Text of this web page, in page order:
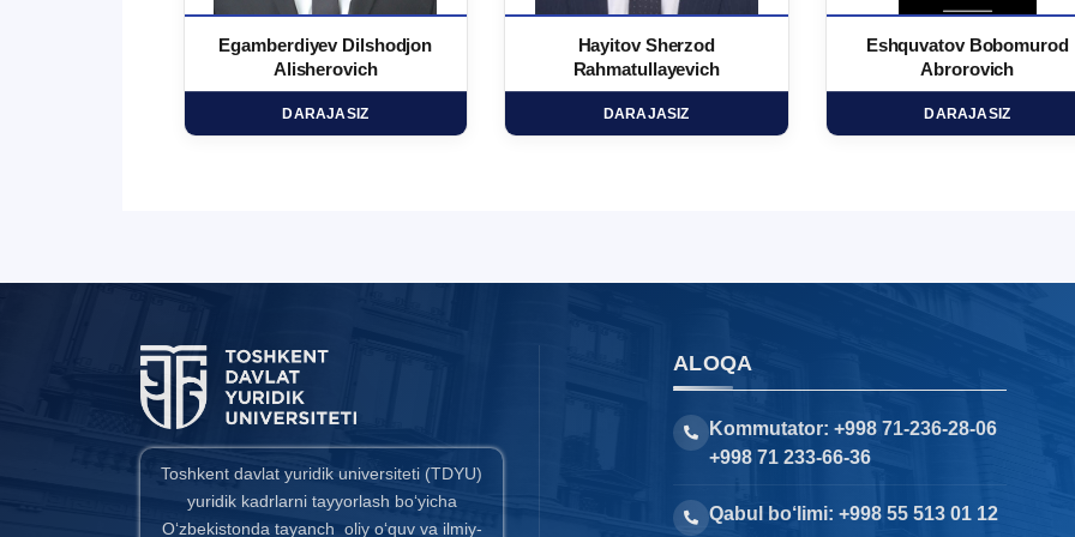
Egamberdiyev Dilshodjon
Alisherovich
DARAJASIZ
Hayitov Sherzod
Rahmatullayevich
DARAJASIZ
Eshquvatov Bobomurod
Abrorovich
DARAJASIZ
Toshkent davlat yuridik universiteti (TDYU)
yuridik kadrlarni tayyorlash bo‘yicha
O‘zbekistonda tayanch oliy o‘quv va ilmiy-
ALOQA
Kommutator: +998 71-236-28-06
+998 71 233-66-36
Qabul bo‘limi: +998 55 513 01 12